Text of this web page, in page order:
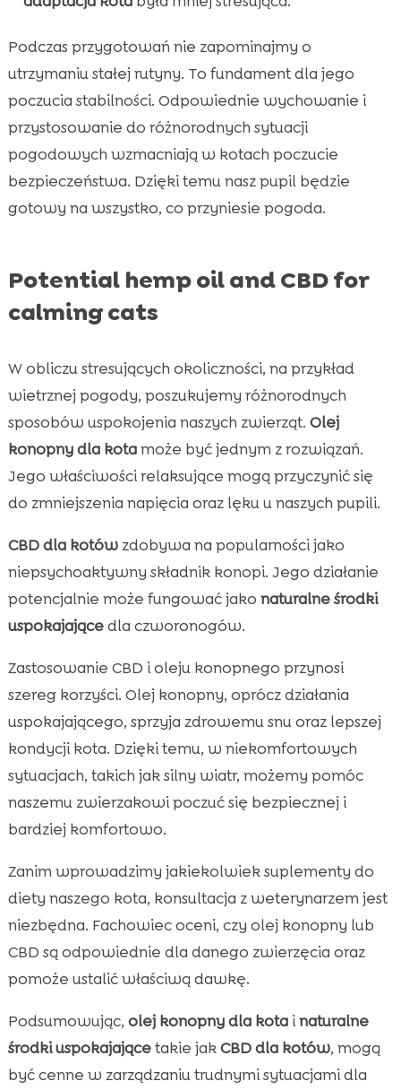
Podczas przygotowań nie zapominajmy o
utrzymaniu stałej rutyny. To fundament dla jego
poczucia stabilności. Odpowiednie wychowanie i
przystosowanie do różnorodnych sytuacji
pogodowych wzmacniają w kotach poczucie
bezpieczeństwa. Dzięki temu nasz pupil będzie
gotowy na wszystko, co przyniesie pogoda.
Potential hemp oil and CBD for
calming cats
W obliczu stresujących okoliczności, na przykład
wietrznej pogody, poszukujemy różnorodnych
sposobów uspokojenia naszych zwierząt. Olej
konopny dla kotamoże być jednym z rozwiązań.
Jego właściwości relaksujące mogą przyczynić się
do zmniejszenia napięcia oraz lęku u naszych pupili.
CBD dla kotówzdobywa na popularności jako
niepsychoaktywny składnik konopi. Jego działanie
potencjalnie może fungować jako naturalne środki
uspokajającedla czworonogów.
Zastosowanie CBD i oleju konopnego przynosi
szereg korzyści. Olej konopny, oprócz działania
uspokajającego, sprzyja zdrowemu snu oraz lepszej
kondycji kota. Dzięki temu, w niekomfortowych
sytuacjach, takich jak silny wiatr, możemy pomóc
naszemu zwierzakowi poczuć się bezpiecznej i
bardziej komfortowo.
Zanim wprowadzimy jakiekolwiek suplementy do
diety naszego kota, konsultacja z weterynarzem jest
niezbędna. Fachowiec oceni, czy olej konopny lub
CBD są odpowiednie dla danego zwierzęcia oraz
pomoże ustalić właściwą dawkę.
Podsumowując, olej konopny dla kotainaturalne
środki uspokajającetakie jakCBD dla kotów, mogą
być cenne w zarządzaniu trudnymi sytuacjami dla